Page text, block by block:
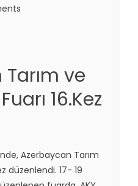
ve
16.Kez
Azerbaycan Tarım
düzenlendi. 17- 19